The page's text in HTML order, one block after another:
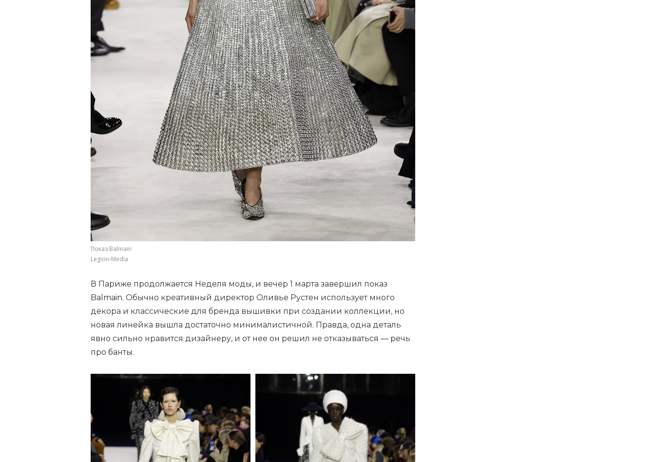
Показ Balmain
Legion-Media
В Париже продолжается Неделя моды, и вечер 1 марта завершил показ
Balmain. Обычно креативный директор Оливье Рустен использует много
декора и классические для бренда вышивки при создании коллекции, но
новая линейка вышла достаточно минималистичной. Правда, одна деталь
явно сильно нравится дизайнеру, и от нее он решил не отказываться — речь
про банты.